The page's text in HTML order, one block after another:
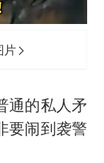
片
通的私人矛
要闹到袭警